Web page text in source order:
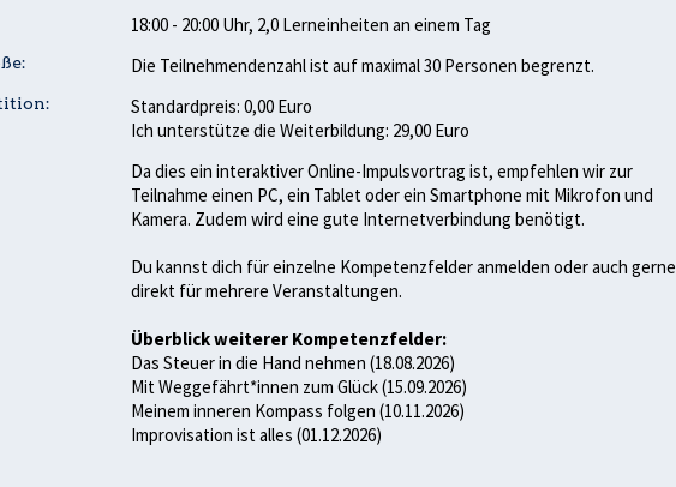
18:00 - 20:00 Uhr, 2,0 Lerneinheiten an einem Tag
Die Teilnehmendenzahl ist auf maximal 30 Personen begrenzt.
Standardpreis: 0,00 Euro
Ich unterstütze die Weiterbildung: 29,00 Euro
Da dies ein interaktiver Online-Impulsvortrag ist, empfehlen wir zur
Teilnahme einen PC, ein Tablet oder ein Smartphone mit Mikrofon und
Kamera. Zudem wird eine gute Internetverbindung benötigt.
Du kannst dich für einzelne Kompetenzfelder anmelden oder auch gerne
direkt für mehrere Veranstaltungen.
Überblick weiterer Kompetenzfelder:
Das Steuer in die Hand nehmen (18.08.2026)
Mit Weggefährt*innen zum Glück (15.09.2026)
Meinem inneren Kompass folgen (10.11.2026)
Improvisation ist alles (01.12.2026)